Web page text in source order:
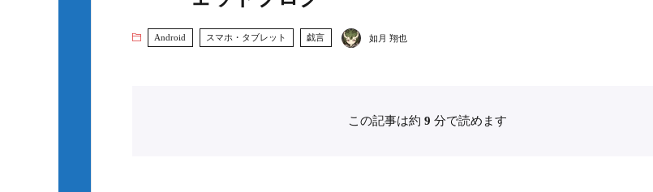
Android スマホ・タブレット 戯言 如月 翔也
この記事は約 9 分で読めます